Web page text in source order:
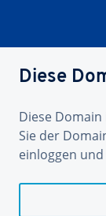
Diese
Diese
Sie der
einloggen